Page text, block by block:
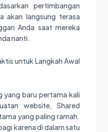
pertimbangan
akan langsung terasa
Anda saat mereka
nanti.
untuk Langkah Awal
yang baru pertama kali
website, Shared
yang paling ramah.
karena di dalam satu